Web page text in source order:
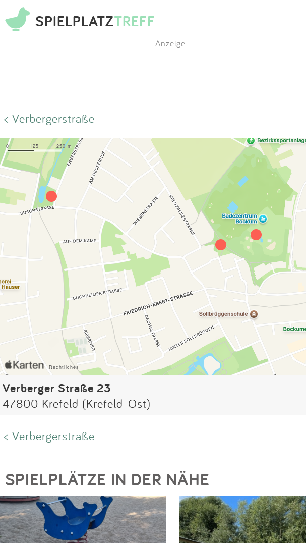
SPIELPLATZTREFF
Anzeige
< Verbergerstraße
Verberger Straße 23
47800 Krefeld (Krefeld-Ost)
< Verbergerstraße
SPIELPLÄTZE IN DER NÄHE